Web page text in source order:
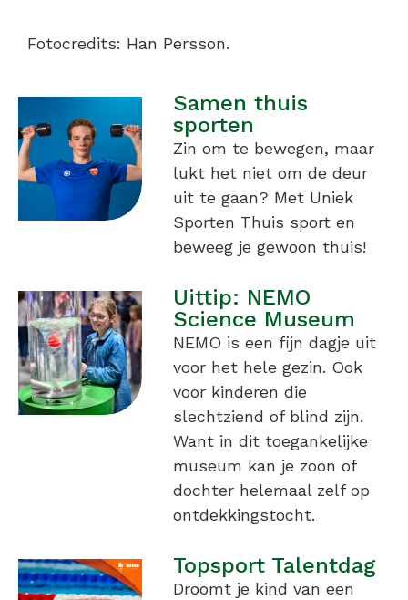
Fotocredits: Han Persson.
Samen thuis
sporten
Zin om te bewegen, maar
lukt het niet om de deur
uit te gaan? Met Uniek
Sporten Thuis sport en
beweeg je gewoon thuis!
Uittip: NEMO
Science Museum
NEMO is een fijn dagje uit
voor het hele gezin. Ook
voor kinderen die
slechtziend of blind zijn.
Want in dit toegankelijke
museum kan je zoon of
dochter helemaal zelf op
ontdekkingstocht.
Topsport Talentdag
Droomt je kind van een